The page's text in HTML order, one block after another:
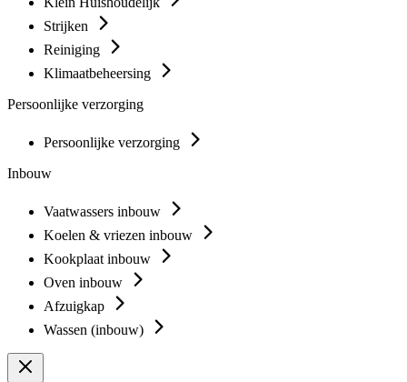
Strijken
Reiniging
Klimaatbeheersing
Persoonlijke verzorging
Persoonlijke verzorging
Inbouw
Vaatwassers inbouw
Koelen & vriezen inbouw
Kookplaat inbouw
Oven inbouw
Afzuigkap
Wassen (inbouw)